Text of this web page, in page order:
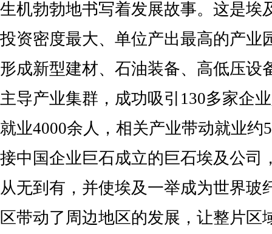
生机勃勃地书写着发展故事。这是埃
投资密度最大、单位产出最高的产业
形成新型建材、石油装备、高低压设
主导产业集群，成功吸引130多家企
就业4000余人，相关产业带动就业约
接中国企业巨石成立的巨石埃及公司
从无到有，并使埃及一举成为世界玻
区带动了周边地区的发展，让整片区